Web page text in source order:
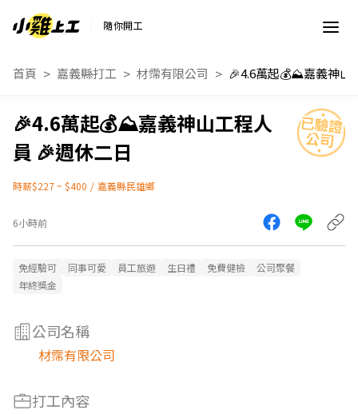
隨你開工
首頁 嘉義縣打工 材霈有限公司
🎉4.6萬起💰⛰️嘉義神山工程人
員 🎉週休二日
時薪$227 ~ $400 / 嘉義縣民雄鄉
6小時前
免經驗可 同事可愛 員工旅遊 生日禮 免費健檢
公司聚餐
年終獎金
公司名稱
材霈有限公司
打工內容